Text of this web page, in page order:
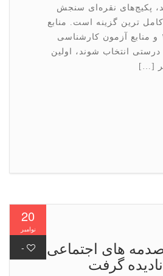
نقره‌ای سنجش
گزینه است. منابع
۱۴۰۳ و منابع آزمون کارشناسی
انتخاب شوند، اولین
های اجتماعی
گرفت